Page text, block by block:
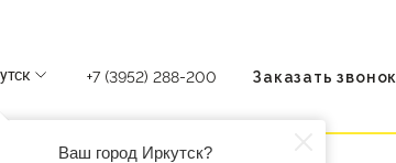
Ваш город Иркутск?
+7 (3952) 288-200 Заказать звонок